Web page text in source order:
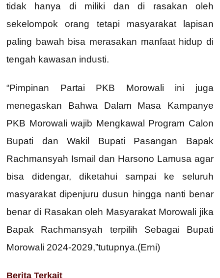
tidak hanya di miliki dan di rasakan oleh
sekelompok orang tetapi masyarakat lapisan
paling bawah bisa merasakan manfaat hidup di
tengah kawasan industi.
“Pimpinan Partai PKB Morowali ini juga
menegaskan Bahwa Dalam Masa Kampanye
PKB Morowali wajib Mengkawal Program Calon
Bupati dan Wakil Bupati Pasangan Bapak
Rachmansyah Ismail dan Harsono Lamusa agar
bisa didengar, diketahui sampai ke seluruh
masyarakat dipenjuru dusun hingga nanti benar
benar di Rasakan oleh Masyarakat Morowali jika
Bapak Rachmansyah terpilih Sebagai Bupati
Morowali 2024-2029,”tutupnya.(Erni)
Berita Terkait